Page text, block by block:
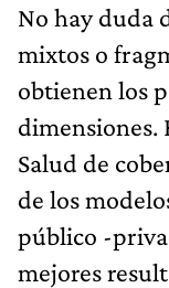
No hay duda
mixtos o
obtienen los
dimensiones.
Salud de
de los
público -
mejores